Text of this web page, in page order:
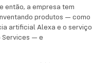
drásticas, bem
percepção
agressivas
seu ambiente de
e
então, a empresa tem
produtos — como
artificial Alexa e o serviço
Services — e